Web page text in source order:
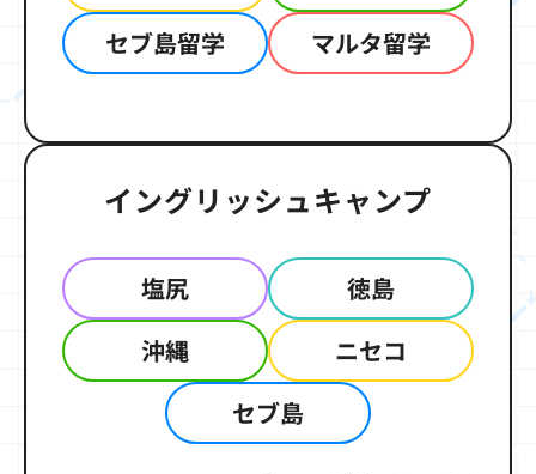
セブ島留学
マルタ留学
イングリッシュキャンプ
塩尻
徳島
沖縄
ニセコ
セブ島